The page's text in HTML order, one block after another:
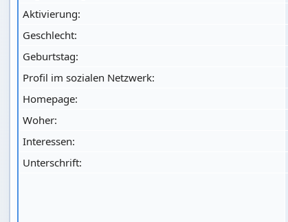
Aktivierung:
Geschlecht:
Geburtstag:
Profil im sozialen Netzwerk:
Homepage:
Woher:
Interessen:
Unterschrift: